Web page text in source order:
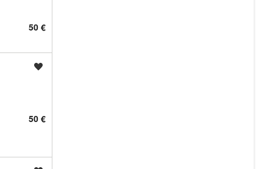
50 €
50 €